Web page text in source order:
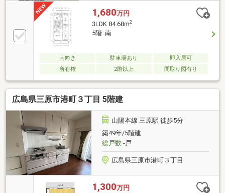
1,680万円
3LDK 84.68m2
5階 南
南向き 駐車場あり
即入居可
所有権
2階以上 間取り図有り
広島県三原市港町３丁目 5階建
山陽本線 三原駅 徒歩5分
築49年/5階建
総戸数-戸
広島県三原市港町３丁目
1,300万円